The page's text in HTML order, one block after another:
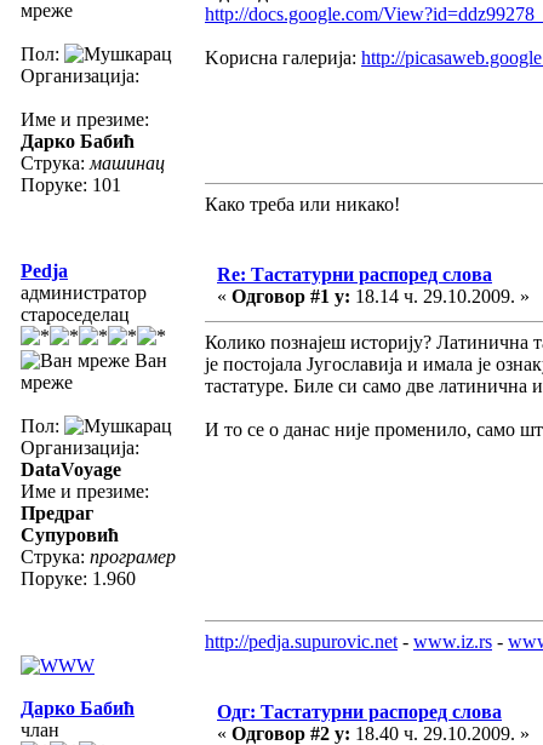
мреже
Пол:
Организација:
Име и презиме:
Дарко Бабић
Струка: машинац
Поруке: 101
http://docs.google.com/
Kорисна галерија: http://
Како треба или никако!
Pedja
администратор
староседелац
Ван
мреже
Пол:
Организација:
DataVoyage
Име и презиме:
Предраг
Супуровић
Струка: програмер
Поруке: 1.960
Re: Тастатурни распоред слова
« Одговор #1 у: 18.14 ч. 29.10.2009. »
Колико познајеш историју? Латинична
је постојала Југославија и имала је
тастатуре. Биле си само две латинична
И то се о данас није променило, само
http://pedja.supurovic.net - www.iz.rs -
Дарко Бабић
члан
Одг: Тастатурни распоред слова
« Одговор #2 у: 18.40 ч. 29.10.2009. »